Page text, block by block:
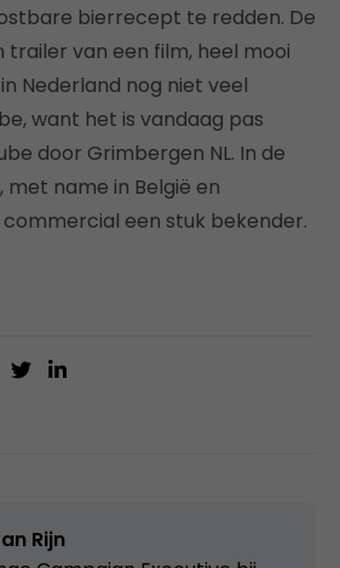
bierrecept te redden. De
van een film, heel mooi
Nederland nog niet veel
want het is vandaag pas
door Grimbergen NL. In de
name in België en
een stuk bekender.
Rijn